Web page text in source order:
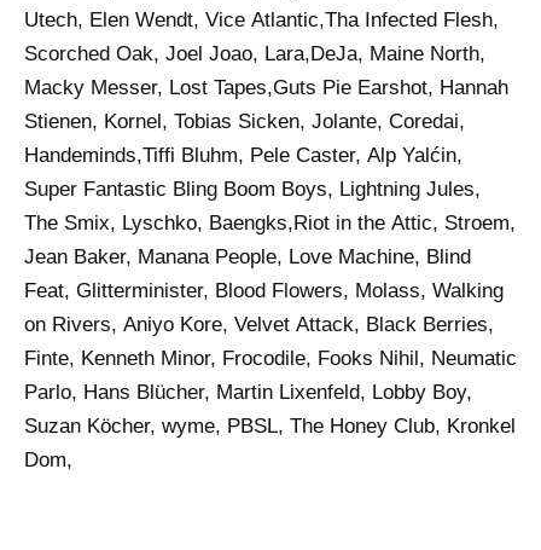
Utech, Elen Wendt, Vice Atlantic,Tha Infected Flesh,
Scorched Oak, Joel Joao, Lara,DeJa, Maine North,
Macky Messer, Lost Tapes,Guts Pie Earshot, Hannah
Stienen, Kornel, Tobias Sicken, Jolante, Coredai,
Handeminds,Tiffi Bluhm, Pele Caster, Alp Yalćin,
Super Fantastic Bling Boom Boys, Lightning Jules,
The Smix, Lyschko, Baengks,Riot in the Attic, Stroem,
Jean Baker, Manana People, Love Machine, Blind
Feat, Glitterminister, Blood Flowers, Molass, Walking
on Rivers, Aniyo Kore, Velvet Attack, Black Berries,
Finte, Kenneth Minor, Frocodile, Fooks Nihil, Neumatic
Parlo, Hans Blücher, Martin Lixenfeld, Lobby Boy,
Suzan Köcher, wyme, PBSL, The Honey Club, Kronkel
Dom,